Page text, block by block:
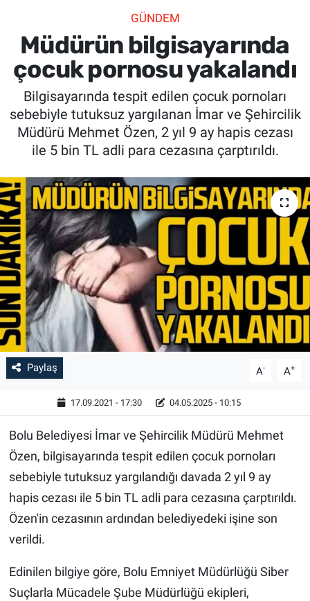
GÜNDEM
Müdürün bilgisayarında
çocuk pornosu yakalandı
Bilgisayarında tespit edilen çocuk pornoları
sebebiyle tutuksuz yargılanan İmar ve Şehircilik
Müdürü Mehmet Özen, 2 yıl 9 ay hapis cezası
ile 5 bin TL adli para cezasına çarptırıldı.
Paylaş A- A+
17.09.2021 - 17:30 04.05.2025 - 10:15
Bolu Belediyesi İmar ve Şehircilik Müdürü Mehmet
Özen, bilgisayarında tespit edilen çocuk pornoları
sebebiyle tutuksuz yargılandığı davada 2 yıl 9 ay
hapis cezası ile 5 bin TL adli para cezasına çarptırıldı.
Özen'in cezasının ardından belediyedeki işine son
verildi.
Edinilen bilgiye göre, Bolu Emniyet Müdürlüğü Siber
Suçlarla Mücadele Şube Müdürlüğü ekipleri,
SAĞLIK